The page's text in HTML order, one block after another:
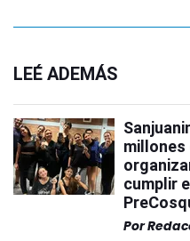
LEÉ ADEMÁS
millones
cumplir
Por